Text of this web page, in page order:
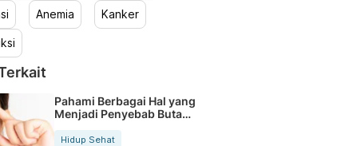
Anemia Kanker
Pahami Berbagai Hal yang
Menjadi Penyebab Buta
Hidup Sehat